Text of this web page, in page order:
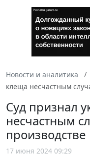
Новости и аналитика
клеща несчастным
Суд признал
несчастным
производстве
17 июня 2024 09:29